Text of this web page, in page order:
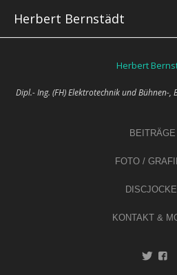
Herbert Bernstädt
Herbert
Dipl.- Ing. (FH) Elektrotechnik und Bühnen-,
BEITRÄGE
FOTO /
KONTAKT &